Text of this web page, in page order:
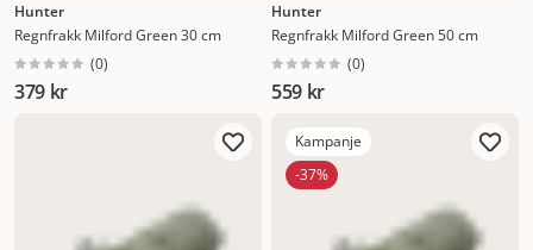
Hunter
Regnfrakk Milford Green 30 cm
(0)
379 kr
Hunter
Regnfrakk Milford Green 50 cm
(0)
559 kr
Kampanje
-37%